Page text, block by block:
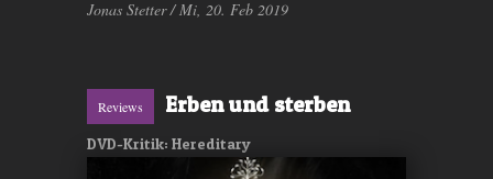
Jonas Stetter / Mi, 20. Feb 2019
Reviews Erben und sterben
DVD-Kritik: Hereditary